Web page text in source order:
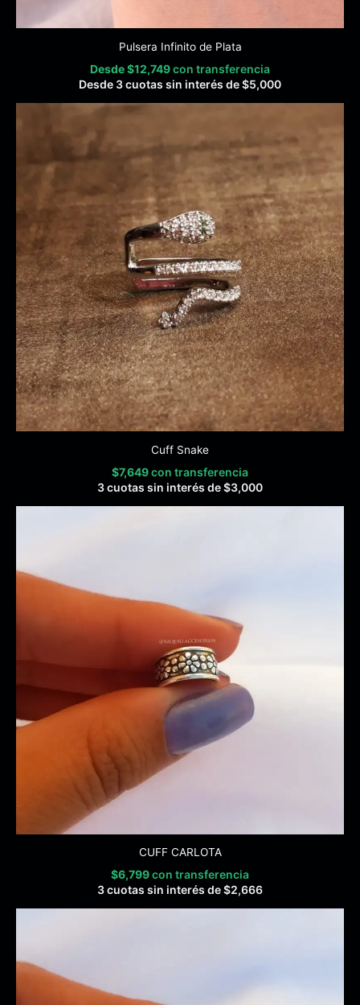
Pulsera Infinito de Plata
Desde$12,749con transferencia
Desde 3 cuotas sin interés de$5,000
Cuff Snake
$7,649con transferencia
3 cuotas sin interés de$3,000
CUFF CARLOTA
$6,799con transferencia
3 cuotas sin interés de$2,666